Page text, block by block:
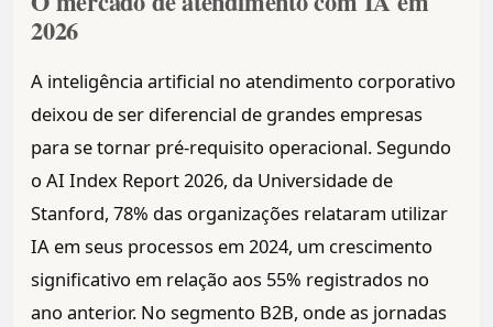
2026
A inteligência artificial no atendimento corporativo
deixou de ser diferencial de grandes empresas
para se tornar pré-requisito operacional. Segundo
o AI Index Report 2026, da Universidade de
Stanford, 78% das organizações relataram utilizar
IA em seus processos em 2024, um crescimento
significativo em relação aos 55% registrados no
ano anterior. No segmento B2B, onde as jornadas